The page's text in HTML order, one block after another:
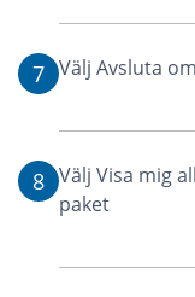
7 Välj Avsluta
8 Välj Visa mig
paket